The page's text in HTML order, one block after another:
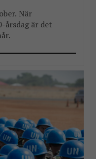
När
årsdag är det